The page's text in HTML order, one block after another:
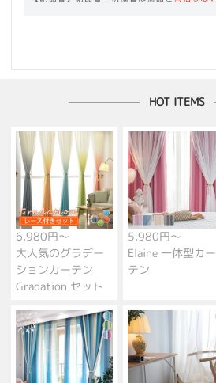
HOT ITEMS
6,980円～
大人気のグラデー
ションカーテン
Gradation セット
5,980円～
Elaine 一体型カー
テン